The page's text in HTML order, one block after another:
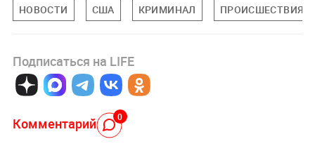
НОВОСТИ США КРИМИНАЛ ПРОИСШЕСТВИЯ
Подписаться на LIFE
Комментарий 0